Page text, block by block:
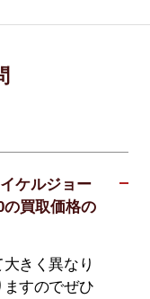
ケルジョー
の買取価格の
きく異なり
ますのでぜひ